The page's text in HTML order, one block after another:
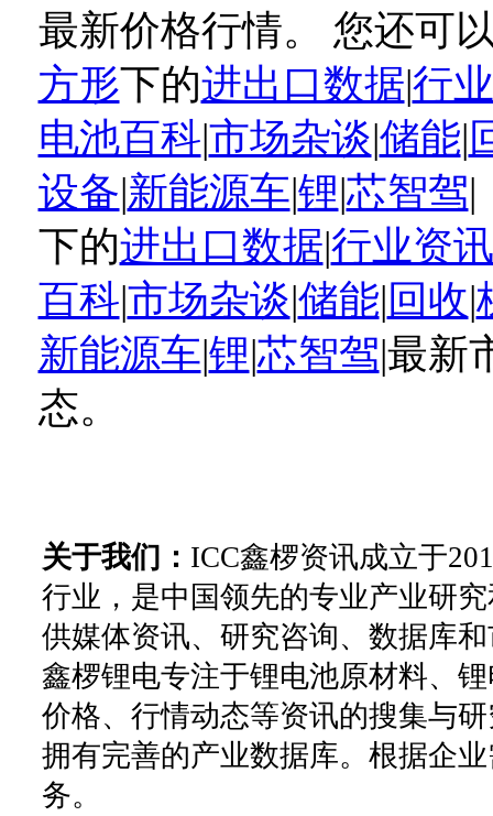
最新价格行情。 您还可
方形下的进出口数据|行
电池百科|市场杂谈|储能|
设备|新能源车|锂|芯智驾|
下的进出口数据|行业资讯
百科|市场杂谈|储能|回收|
新能源车|锂|芯智驾|最新
态。
关于我们： ICC鑫椤资讯成立于
行业，是中国领先的专业产业研
供媒体资讯、研究咨询、数据库
鑫椤锂电专注于锂电池原材料、
价格、行情动态等资讯的搜集与
拥有完善的产业数据库。根据企
务。